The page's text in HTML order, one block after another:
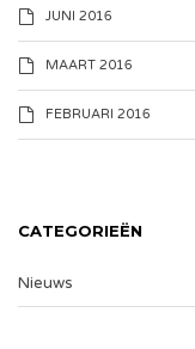
JUNI 2016
MAART 2016
FEBRUARI 2016
CATEGORIEËN
Nieuws